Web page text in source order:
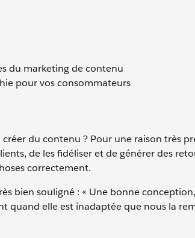
du marketing de contenu
pour vos consommateurs
du contenu ? Pour une raison très
de les fidéliser et de générer des
correctement.
bien souligné : « Une bonne
quand elle est inadaptée que nous la